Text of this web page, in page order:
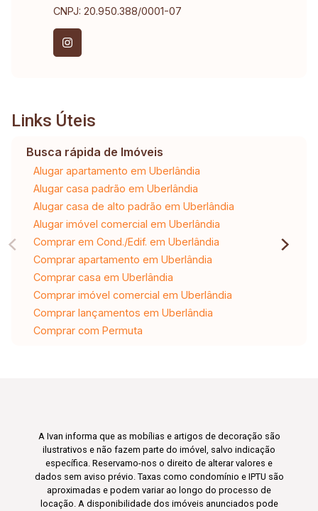
CNPJ: 20.950.388/0001-07
Links Úteis
Busca rápida de Imóveis
Alugar apartamento em Uberlândia
Alugar casa padrão em Uberlândia
Alugar casa de alto padrão em Uberlândia
Alugar imóvel comercial em Uberlândia
Comprar em Cond./Edif. em Uberlândia
Comprar apartamento em Uberlândia
Comprar casa em Uberlândia
Comprar imóvel comercial em Uberlândia
Comprar lançamentos em Uberlândia
Comprar com Permuta
A Ivan informa que as mobílias e artigos de decoração são
ilustrativos e não fazem parte do imóvel, salvo indicação
específica. Reservamo-nos o direito de alterar valores e
dados sem aviso prévio. Taxas como condomínio e IPTU são
aproximadas e podem variar ao longo do processo de
locação. A disponibilidade dos imóveis anunciados pode